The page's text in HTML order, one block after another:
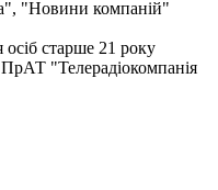
"Новини компаній"
осіб старше 21 року
"Телерадіокомпанія